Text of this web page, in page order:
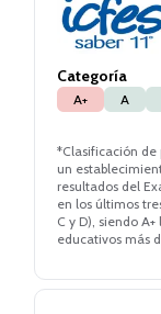
Categoría
A+ A
*Clasificación de
un
resultados del
en los últimos
C y D), siendo
educativos más